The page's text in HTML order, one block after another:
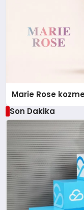
Marie Rose
Son Dakika